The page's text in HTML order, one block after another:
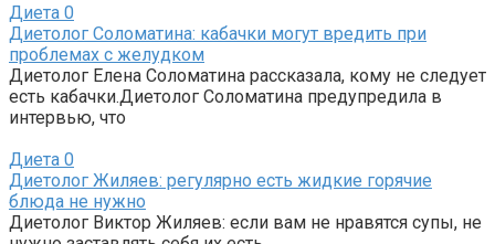
Диета 0
Диетолог Соломатина: кабачки могут вредить при
проблемах с желудком
Диетолог Елена Соломатина рассказала, кому не следует
есть кабачки.Диетолог Соломатина предупредила в
интервью, что
Диета 0
Диетолог Жиляев: регулярно есть жидкие горячие
блюда не нужно
Диетолог Виктор Жиляев: если вам не нравятся супы, не